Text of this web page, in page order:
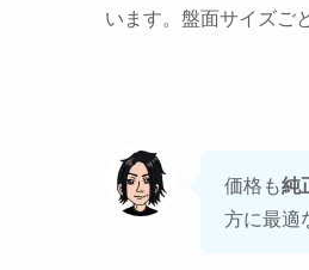
います。盤面サイズご
価格も純
方に最適